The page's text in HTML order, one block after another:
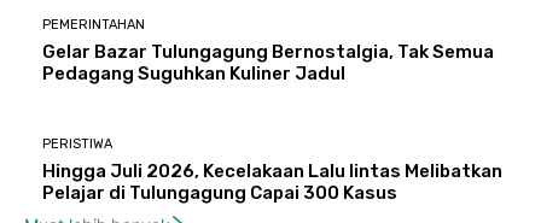
PEMERINTAHAN
Gelar Bazar Tulungagung Bernostalgia, Tak Semua
Pedagang Suguhkan Kuliner Jadul
PERISTIWA
Hingga Juli 2026, Kecelakaan Lalu lintas Melibatkan
Pelajar di Tulungagung Capai 300 Kasus